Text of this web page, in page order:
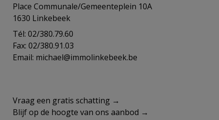
Place Communale/Gemeenteplein 10A
1630 Linkebeek
Tél: 02/380.79.60
Fax: 02/380.91.03
Email: michael@immolinkebeek.be
​​​​​​Vraag een gratis schatting →
Blijf op de hoogte van ons aanbod →